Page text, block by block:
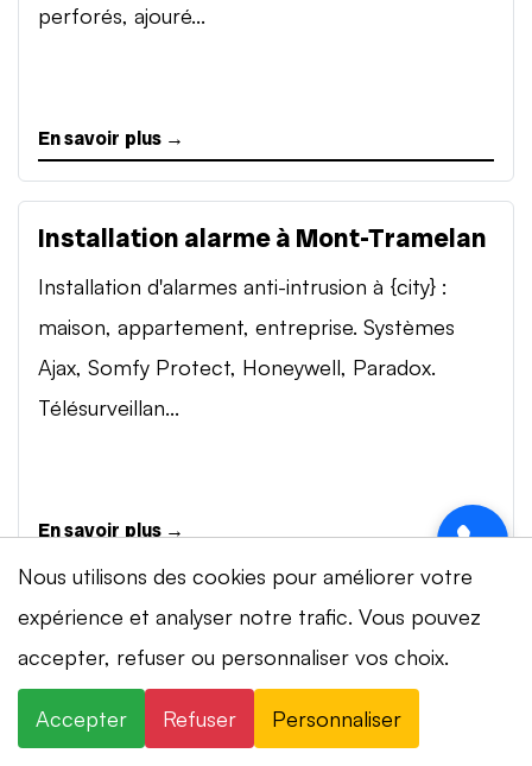
perforés, ajouré...
En savoir plus →
Installation alarme à Mont-Tramelan
Installation d'alarmes anti-intrusion à {city} :
maison, appartement, entreprise. Systèmes
Ajax, Somfy Protect, Honeywell, Paradox.
Télésurveillan...
En savoir plus →
Vidéosurveillance à Mont-Tramelan
Installation de systèmes de vidéosurveillance à
{city} : caméras IP 4K, visionnage smartphone,
Nous utilisons des cookies pour améliorer votre
expérience et analyser notre trafic. Vous pouvez
accepter, refuser ou personnaliser vos choix.
Accepter Refuser Personnaliser
⚡ Intervention en 20 min· 24h/24 · 7j/7 ·
Devis gratuit
+41 78 319 32 82
WhatsApp